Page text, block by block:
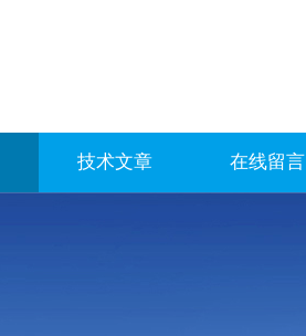
技术文章 在线留言